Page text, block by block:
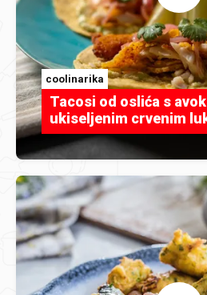
coolinarika
Tacosi od oslića s
ukiseljenim crvenim